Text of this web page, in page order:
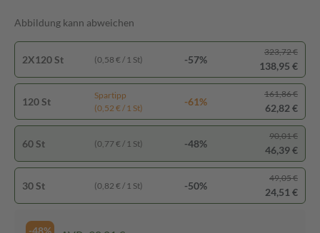
Abbildung kann abweichen
2X120 St (0,58 € / 1 St) -57%
323,72 €
138,95 €
120 St
Spartipp
(0,52 € / 1 St)
-61%
161,86 €
62,82 €
60 St (0,77 € / 1 St) -48%
90,01 €
46,39 €
30 St (0,82 € / 1 St) -50%
49,05 €
24,51 €
-48%